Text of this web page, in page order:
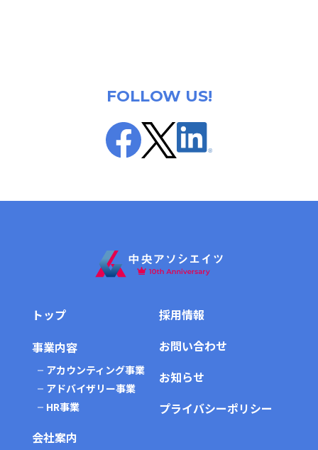
FOLLOW US!
トップ
事業内容
アカウンティング事業
アドバイザリー事業
HR事業
会社案内
採用情報
お問い合わせ
お知らせ
プライバシーポリシー